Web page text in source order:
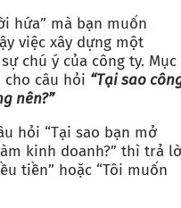
hứa” mà bạn muốn
việc xây dựng một
chú ý của công ty. Mục
câu hỏi “Tại sao
nên?”
hỏi “Tại sao bạn mở
kinh doanh?” thì trả
tiền” hoặc “Tôi muốn